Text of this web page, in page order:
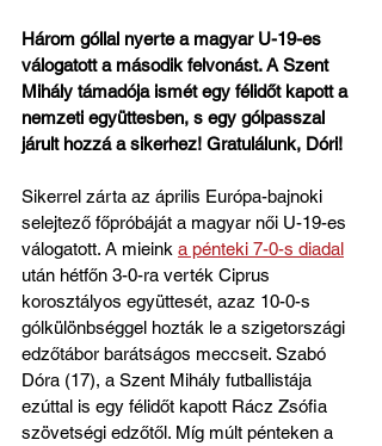
Három góllal nyerte a magyar U-19-es
válogatott a második felvonást. A Szent
Mihály támadója ismét egy félidőt kapott a
nemzeti együttesben, s egy gólpasszal
járult hozzá a sikerhez! Gratulálunk, Dóri!
Sikerrel zárta az április Európa-bajnoki
selejtező főpróbáját a magyar női U-19-es
válogatott. A mieink a pénteki 7-0-s diadal
után hétfőn 3-0-ra verték Ciprus
korosztályos együttesét, azaz 10-0-s
gólkülönbséggel hozták le a szigetországi
edzőtábor barátságos meccseit. Szabó
Dóra (17), a Szent Mihály futballistája
ezúttal is egy félidőt kapott Rácz Zsófia
szövetségi edzőtől. Míg múlt pénteken a